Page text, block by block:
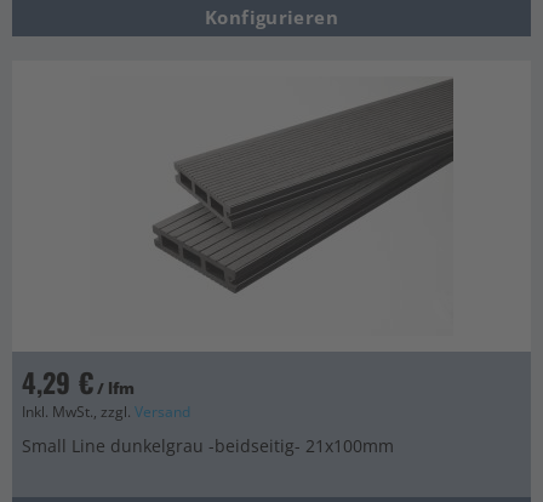
Konfigurieren
4,29 €/ lfm
Inkl. MwSt., zzgl. Versand
Small Line dunkelgrau -beidseitig- 21x100mm